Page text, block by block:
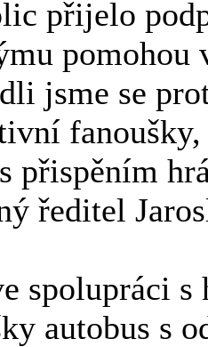
přijelo
pomohou
jsme se
přispěním
ředitel
spolupráci
autobus s